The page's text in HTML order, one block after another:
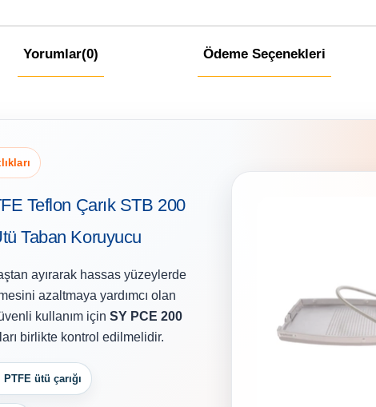
Yorumlar(0) Ödeme Seçenekleri
Teflon Çarık STB 200
Taban Koruyucu
ayırarak hassas yüzeylerde
azaltmaya yardımcı olan
kullanım için SY PCE 200
birlikte kontrol edilmelidir.
ütü çarığı